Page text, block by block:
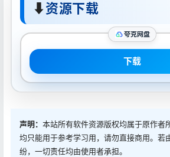
⬇资源下载
夸克网盘
下载
声明： 本站所有软件资源版权均属于原作者
均只能用于参考学习用，请勿直接商用。若
纷，一切责任均由使用者承担。